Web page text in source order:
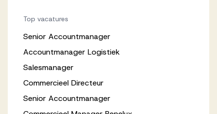
Top vacatures
Senior Accountmanager
Accountmanager Logistiek
Salesmanager
Commercieel Directeur
Senior Accountmanager